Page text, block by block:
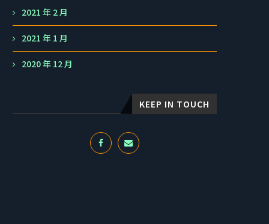
2021 年 2 月
2021 年 1 月
2020 年 12 月
KEEP IN TOUCH